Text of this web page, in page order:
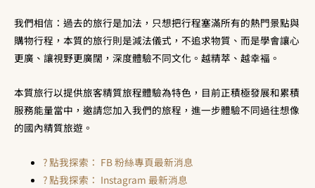
我們相信：過去的旅行是加法，只想把行程塞滿所有的熱門景點與
購物行程，本質的旅行則是減法儀式，不追求物質、而是學會讓心
更廣、讓視野更廣闊，深度體驗不同文化。越精萃、越幸褔。
本質旅行以提供旅客精質旅程體驗為特色，目前正積極發展和累積
服務能量當中，邀請您加入我們的旅程，進一步體驗不同過往想像
的國內精質旅遊。
? 點我探索： FB 粉絲專頁最新消息
? 點我探索： Instagram 最新消息